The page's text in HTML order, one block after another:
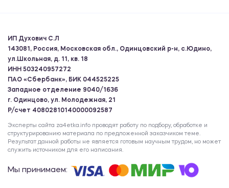
ИП Духович С.Л
143081, Россия, Московская обл., Одинцовский р-н, с.Юдино,
ул.Школьная, д. 11, кв. 18
ИНН 503240957272
ПАО «Сбербанк», БИК 044525225
Западное отделение 9040/1636
г. Одинцово, ул. Молодежная, 21
Р/счет 40802810140000092587
Эксперты сайта za4etka.info проводят работу по подбору, обработке и
структурированию материала по предложенной заказчиком теме.
Результат данной работы не является готовым научным трудом, но может
служить источником для его написания.
Мы принимаем: